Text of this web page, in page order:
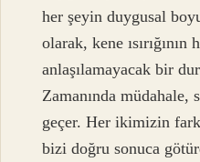
her şeyin duygusal
olarak, kene ısırığının
anlaşılamayacak bir
Zamanında müdahale,
geçer. Her ikimizin
bizi doğru sonuca